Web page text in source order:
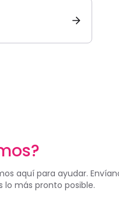
aquí para ayudar.
lo más pronto posible.